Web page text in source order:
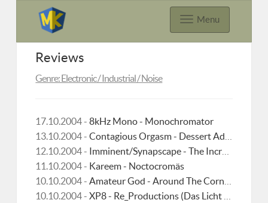
Menu
Reviews
Genre: Electronic / Industrial / Noise
17.10.2004 -8kHz Mono - Monochromator
13.10.2004 -Contagious Orgasm - Dessert Addicts Will Return To This
12.10.2004 - Imminent/Synapscape - The Incredible Three
11.10.2004 - Kareem - Noctocromäs
10.10.2004 -Amateur God - Around The Corners Of Our Minds
10.10.2004 -XP8 - Re_Productions (Das Licht + Wet Dream)